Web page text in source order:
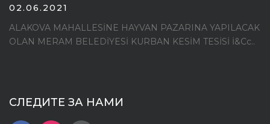
02.06.2021
ALAKOVA MAHALLESİNE HAYVAN PAZARINA YAPILACAK
OLAN MERAM BELEDİYESİ KURBAN KESİM TESİSİ İ&Cc..
СЛЕДИТЕ ЗА НАМИ